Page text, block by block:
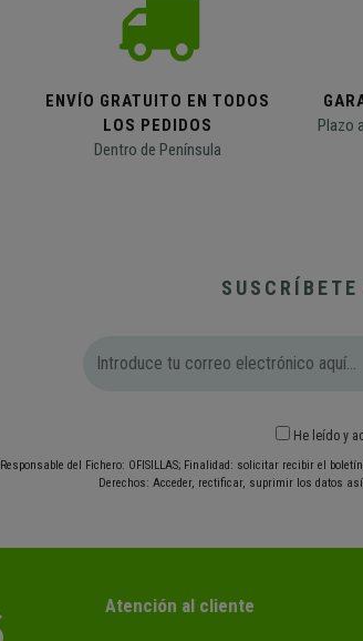
ENVÍO GRATUITO EN TODOS
LOS PEDIDOS
Dentro de Península
Plazo
He leído y
Responsable del Fichero: OFISILLAS; Finalidad: solicitar recibir el
Derechos: Acceder, rectificar, suprimir los datos
Atención al cliente